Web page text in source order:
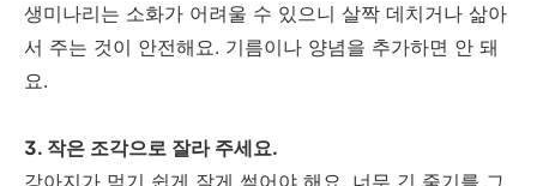
생미나리는 소화가 어려울 수 있으니 살짝 데치거나 삶아
서 주는 것이 안전해요. 기름이나 양념을 추가하면 안 돼
요.
3. 작은 조각으로 잘라 주세요.